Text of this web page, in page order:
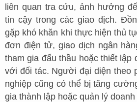
liên quan tra cứu, ảnh hưởng
tin cậy trong các giao dịch.
gặp khó khăn khi thực hiện thủ
đơn điện tử, giao dịch ngân
tham gia đấu thầu hoặc thiết lập
với đối tác. Người đại diện theo
nghiệp cũng có thể bị tăng
gia thành lập hoặc quản lý